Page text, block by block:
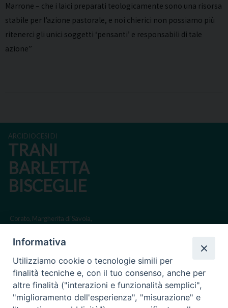
Marrone – che i laici preparati teologicamente sono una risorsa
stabile per l’azione pastorale, e noi chierici non possiamo più
ritenerci gli unici soggetti ‘pensanti’ e responsabili di tale
azione”
ARCIDIOCESI DI
TRANI
BARLETTA
BISCEGLIE
Corato, Margherita di Savoia,
Regione ecclesiastica Puglia
Via Beltrani, 9
76125 Trani BT
Informativa
Utilizziamo cookie o tecnologie simili per
finalità tecniche e, con il tuo consenso, anche per
altre finalità ("interazioni e funzionalità semplici",
"miglioramento dell'esperienza", "misurazione" e